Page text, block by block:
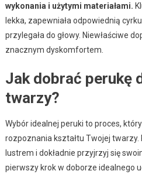
wykonania i użytymi materiałami.
lekka, zapewniała odpowiednią
przylegała do głowy. Niewłaściwe
znacznym dyskomfortem.
Jak dobrać perukę
twarzy?
Wybór idealnej peruki to proces,
rozpoznania kształtu Twojej twarzy.
lustrem i dokładnie przyjrzyj się
pierwszy krok w doborze idealnego